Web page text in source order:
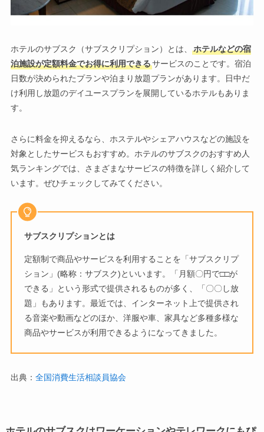
ホテルのサブスク（サブスクリプション）とは、
ホテルなどの宿
泊施設が定額料金でお得に利用できるサービスのことです。宿泊
日数が決められたプランや泊まり放題プランがあります。日中だ
け利用し放題のデイユースプランを展開しているホテルもありま
す。
さらに料金を抑えるなら、ホステルやシェアハウスなどの施設を
対象としたサービスもおすすめ。ホテルのサブスクのおすすめ人
気ランキングでは、さまざまなサービスの特徴を詳しく紹介して
います。ぜひチェックしてみてください。
サブスクリプションとは
定額制で商品やサービスを利用することを「サブスクリプ
ション」(略称：サブスク)といいます。「月額〇円で□□が
できる」という形式で提供されるものが多く、「〇〇し放
題」もあります。最近では、インターネット上で提供され
る音楽や動画などのほか、洋服や車、家具など多種多様な
商品やサービスが利用できるようになってきました。
出典： 全国消費生活相談員協会